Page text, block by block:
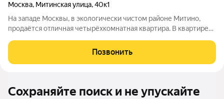
Москва, Митинская улица,40к1
На западе Москвы, в экологически чистом районе Митино,
продаётся отличная четырёхкомнатная квартира. В квартире
использованием дорогих и качественных материалов. Всё
полностью укомплектовано
Позвонить
Сохраняйте поиск и не упускайте